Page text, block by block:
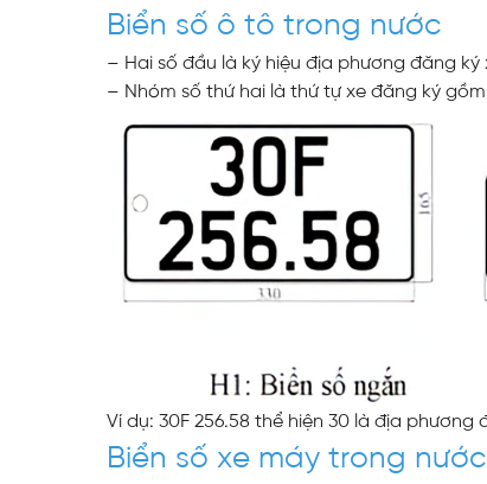
Biển số ô tô trong nước
– Hai số đầu là ký hiệu địa phương đăng ký
– Nhóm số thứ hai là thứ tự xe đăng ký gồm
Ví dụ: 30F 256.58 thể hiện 30 là địa phương
Biển số xe máy trong nước